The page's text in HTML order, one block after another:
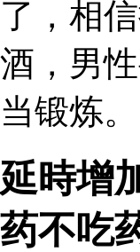
了，相
酒，男
当锻炼
延時增
药不吃